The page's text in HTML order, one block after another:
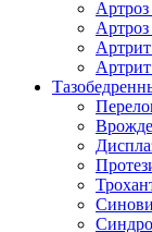
Артроз
Артроз